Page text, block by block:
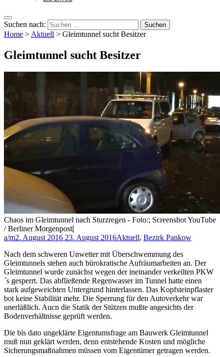
Suchen nach:
Home >Aktuell > Gleimtunnel sucht Besitzer
Gleimtunnel sucht Besitzer
Chaos im Gleimtunnel nach Sturzregen - Foto:; Screenshot YouTube
/ Berliner Morgenpost[
a/m2. August 2016 23. August 2016Aktuell, Bezirk Pankow
Nach dem schweren Unwetter mit Überschwemmung des
Gleimtunnels stehen auch bürokratische Aufräumarbeiten an. Der
Gleimtunnel wurde zunächst wegen der ineinander verkeilten PKW
´s gesperrt. Das abfließende Regenwasser im Tunnel hatte einen
stark aufgeweichten Untergrund hinterlassen. Das Kopfsteinpflaster
bot keine Stabilität mehr. Die Sperrung für den Autoverkehr war
unerläßlich. Aucn die Statik der Stützen mußte angesichts der
Bodenverhältnisse geprüft werden.
Die bis dato ungeklärte Eigentumsfrage am Bauwerk Gleimtunnel
muß nun geklärt werden, denn entstehende Kosten und mögliche
Sicherungsmaßnahmen müssen vom Eigentümer getragen werden.